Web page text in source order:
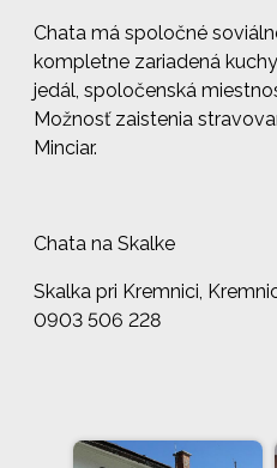
Chata má spoločné
kompletne zariadená
jedál, spoločenská
Možnosť zaistenia
Minciar.
Chata na Skalke
Skalka pri Kremnici,
0903 506 228